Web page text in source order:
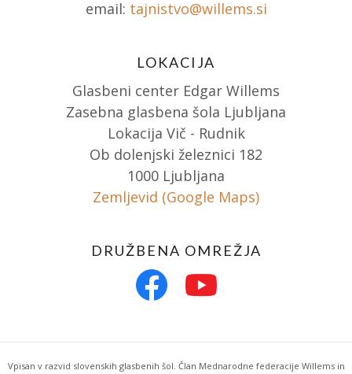
email: tajnistvo@willems.si
LOKACIJA
Glasbeni center Edgar Willems
Zasebna glasbena šola Ljubljana
Lokacija Vič - Rudnik
Ob dolenjski železnici 182
1000 Ljubljana
Zemljevid (Google Maps)
DRUŽBENA OMREŽJA
Vpisan v razvid slovenskih glasbenih šol. Član Mednarodne federacije Willems in